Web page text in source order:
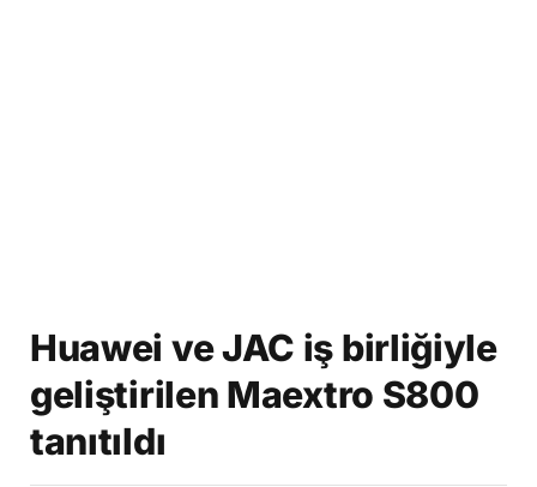
Huawei ve JAC iş birliğiyle
geliştirilen Maextro S800
tanıtıldı